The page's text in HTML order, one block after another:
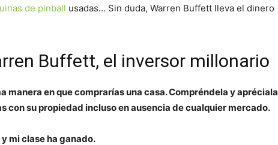
de pinball usadas… Sin duda, Warren Buffett lleva el dinero
Buffett, el inversor millonario
manera en que comprarías una casa. Compréndela y apréciala
con su propiedad incluso en ausencia de cualquier mercado.
mi clase ha ganado.